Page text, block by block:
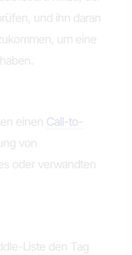
und ihn daran
um eine
einen Call-to-
von
oder verwandten
Liste den Tag